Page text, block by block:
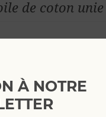
de coton
À NOTRE